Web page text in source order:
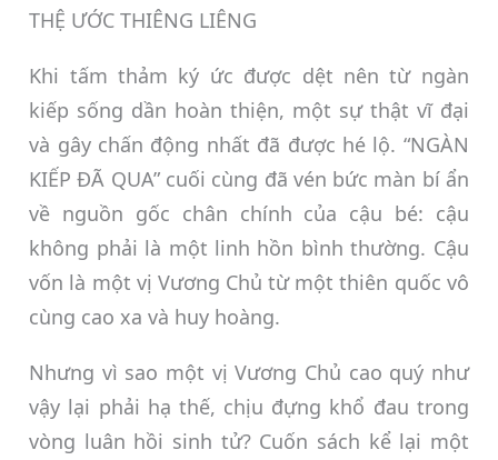
THỆ ƯỚC THIÊNG LIÊNG
Khi tấm thảm ký ức được dệt nên từ ngàn
kiếp sống dần hoàn thiện, một sự thật vĩ đại
và gây chấn động nhất đã được hé lộ. “NGÀN
KIẾP ĐÃ QUA” cuối cùng đã vén bức màn bí ẩn
về nguồn gốc chân chính của cậu bé: cậu
không phải là một linh hồn bình thường. Cậu
vốn là một vị Vương Chủ từ một thiên quốc vô
cùng cao xa và huy hoàng.
Nhưng vì sao một vị Vương Chủ cao quý như
vậy lại phải hạ thế, chịu đựng khổ đau trong
vòng luân hồi sinh tử? Cuốn sách kể lại một